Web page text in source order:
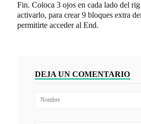
Fin. Coloca 3 ojos en cada lado del
activarlo, para crear 9 bloques extra
permitirte acceder al End.
DEJA UN COMENTARIO